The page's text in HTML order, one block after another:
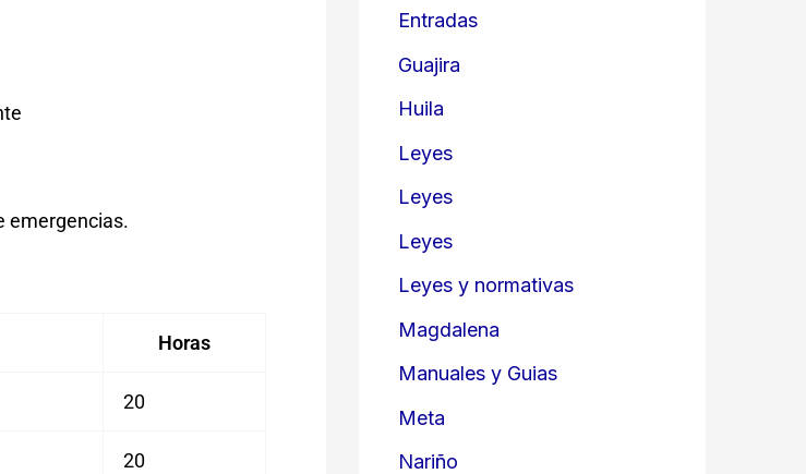
emergencias.
Horas
20
20
Entradas
Guajira
Huila
Leyes
Leyes
Leyes
Leyes y normativas
Magdalena
Manuales y Guias
Meta
Nariño